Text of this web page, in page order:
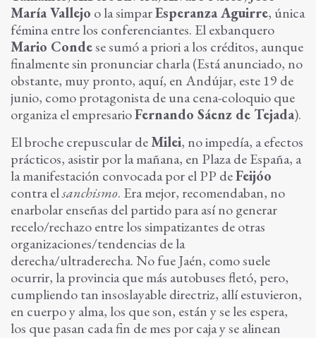
María Vallejo o la simparEsperanza Aguirre, única
fémina entre los conferenciantes. El exbanquero
Mario Condese sumó a priori a los créditos, aunque
finalmente sin pronunciar charla (Está anunciado, no
obstante, muy pronto, aquí, en Andújar, este 19 de
junio, como protagonista de una cena-coloquio que
organiza el empresarioFernando Sáenz de Tejada).
El broche crepuscular deMilei, no impedía, a efectos
prácticos, asistir por la mañana, en Plaza de España, a
la manifestación convocada por el PP deFeijóo
contra elsanchismo. Era mejor, recomendaban, no
enarbolar enseñas del partido para así no generar
recelo/rechazo entre los simpatizantes de otras
organizaciones/tendencias de la
derecha/ultraderecha. No fue Jaén, como suele
ocurrir, la provincia que más autobuses fletó, pero,
cumpliendo tan insoslayable directriz, allí estuvieron,
en cuerpo y alma, los que son, están y se les espera,
los que pasan cada fin de mes por caja y se alinean